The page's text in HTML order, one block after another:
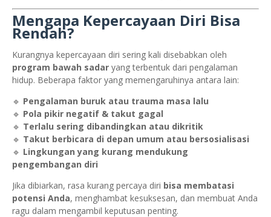
Mengapa Kepercayaan Diri Bisa
Rendah?
Kurangnya kepercayaan diri sering kali disebabkan oleh
program bawah sadar yang terbentuk dari pengalaman
hidup. Beberapa faktor yang memengaruhinya antara lain:
🔹 Pengalaman buruk atau trauma masa lalu
🔹 Pola pikir negatif & takut gagal
🔹 Terlalu sering dibandingkan atau dikritik
🔹 Takut berbicara di depan umum atau bersosialisasi
🔹 Lingkungan yang kurang mendukung
pengembangan diri
Jika dibiarkan, rasa kurang percaya diri bisa membatasi
potensi Anda, menghambat kesuksesan, dan membuat Anda
ragu dalam mengambil keputusan penting.